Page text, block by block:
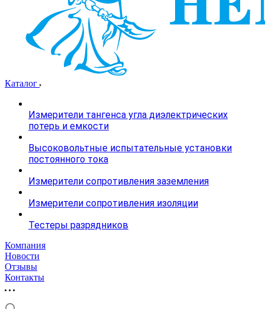
Каталог
Измерители тангенса угла диэлектрических
потерь и емкости
Высоковольтные испытательные установки
постоянного тока
Измерители сопротивления заземления
Измерители сопротивления изоляции
Тестеры разрядников
Компания
Новости
Отзывы
Контакты